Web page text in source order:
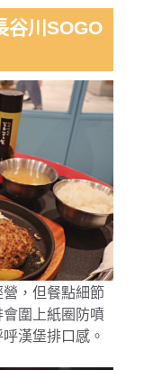
谷川SOGO
，但餐點細節
圍上紙圈防噴
漢堡排口感。